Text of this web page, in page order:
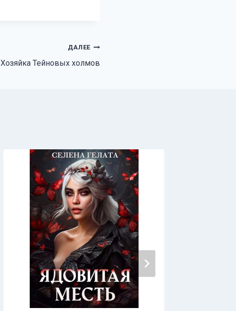
ДАЛЕЕ
Хозяйка Тейновых холмов